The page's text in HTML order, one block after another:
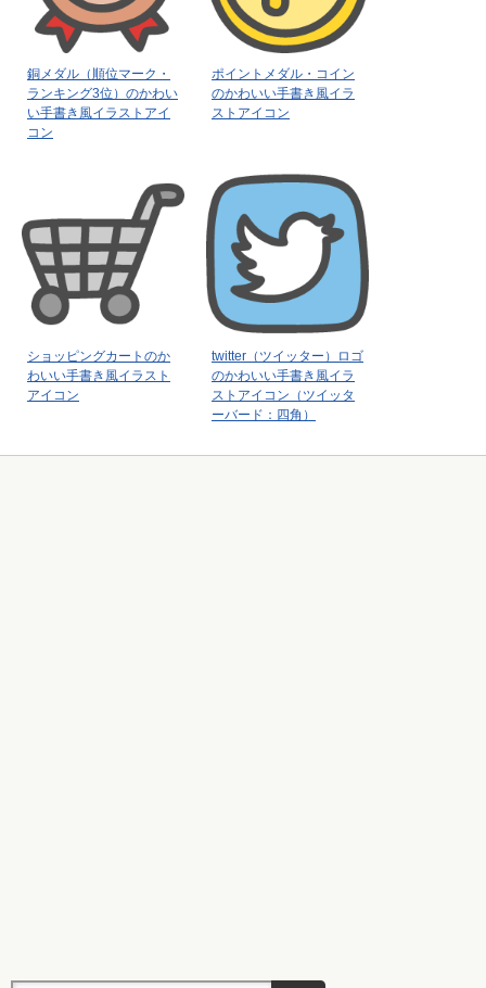
銅メダル（順位マーク・
ランキング3位）のかわい
い手書き風イラストアイ
コン
ポイントメダル・コイン
のかわいい手書き風イラ
ストアイコン
ショッピングカートのか
わいい手書き風イラスト
アイコン
twitter（ツイッター）ロゴ
のかわいい手書き風イラ
ストアイコン（ツイッタ
ーバード：四角）